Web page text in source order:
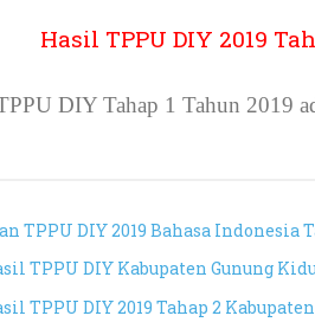
Hasil TPPU DIY 2019
DIY Tahap 1 Tahun 2019
TPPU DIY 2019 Bahasa Indonesia
TPPU DIY Kabupaten Gunung
TPPU DIY 2019 Tahap 2